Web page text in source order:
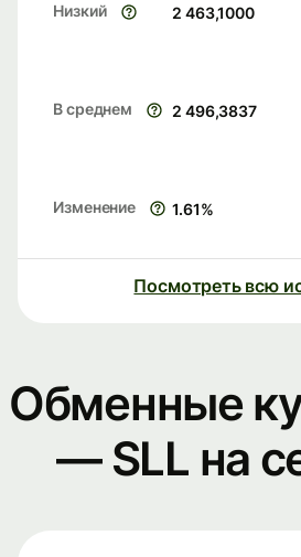
Низкий 2 463,1000
В среднем 2 496,3837
Изменение 1.61%
Посмотреть всю
Обменные
— SLL на